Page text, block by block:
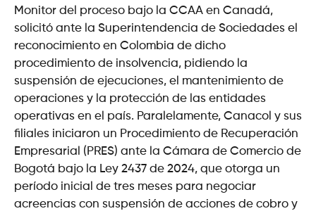
Monitor del proceso bajo la CCAA en Canadá,
solicitó ante la Superintendencia de Sociedades el
reconocimiento en Colombia de dicho
procedimiento de insolvencia, pidiendo la
suspensión de ejecuciones, el mantenimiento de
operaciones y la protección de las entidades
operativas en el país. Paralelamente, Canacol y sus
filiales iniciaron un Procedimiento de Recuperación
Empresarial (PRES) ante la Cámara de Comercio de
Bogotá bajo la Ley 2437 de 2024, que otorga un
período inicial de tres meses para negociar
acreencias con suspensión de acciones de cobro y